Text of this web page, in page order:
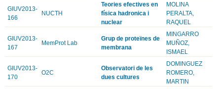
GIUV2013-
166
NUCTH
Teories efectives en
física hadronica i
nuclear
MOLINA
PERALTA,
RAQUEL
GIUV2013-
167
MemProt Lab
Grup de proteïnes de
membrana
MINGARRO
MUÑOZ,
ISMAEL
GIUV2013-
170
O2C
Observatori de les
dues cultures
DOMINGUEZ
ROMERO,
MARTIN